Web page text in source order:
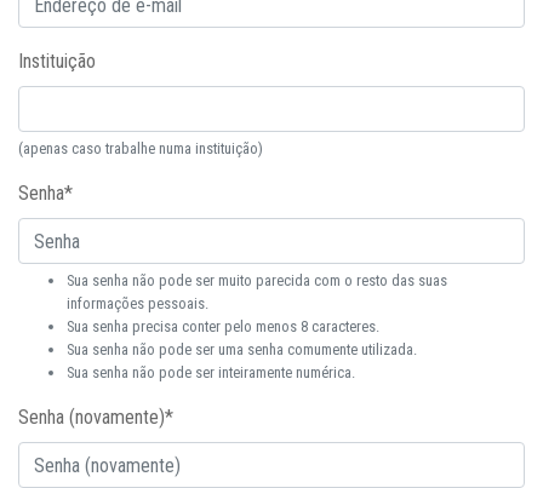
Instituição
(apenas caso trabalhe numa instituição)
Senha*
Sua senha não pode ser muito parecida com o resto das suas
informações pessoais.
Sua senha precisa conter pelo menos 8 caracteres.
Sua senha não pode ser uma senha comumente utilizada.
Sua senha não pode ser inteiramente numérica.
Senha (novamente)*